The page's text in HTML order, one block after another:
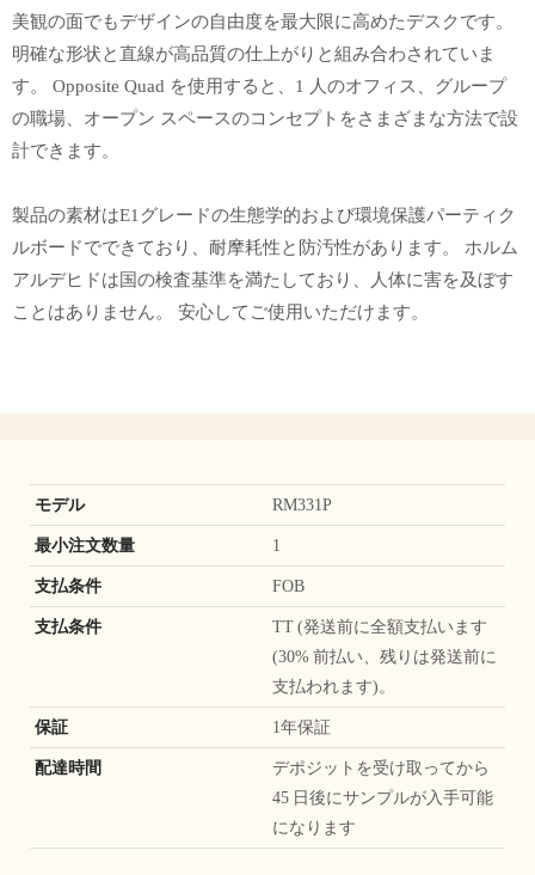
美観の面でもデザインの自由度を最大限に高めたデスクです。
明確な形状と直線が高品質の仕上がりと組み合わされていま
す。 Opposite Quad を使用すると、1 人のオフィス、グループ
の職場、オープン スペースのコンセプトをさまざまな方法で設
計できます。
製品の素材はE1グレードの生態学的および環境保護パーティク
ルボードでできており、耐摩耗性と防汚性があります。 ホルム
アルデヒドは国の検査基準を満たしており、人体に害を及ぼす
ことはありません。 安心してご使用いただけます。
モデル RM331P
最小注文数量 1
支払条件 FOB
支払条件
TT (発送前に全額支払います
(30% 前払い、残りは発送前に
支払われます)。
保証 1年保証
配達時間
デポジットを受け取ってから
45 日後にサンプルが入手可能
になります